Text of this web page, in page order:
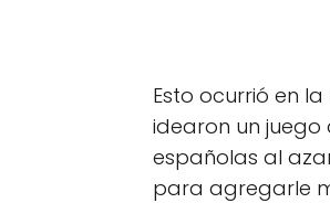
Esto ocurrió en
idearon un
españolas al
para agregarle